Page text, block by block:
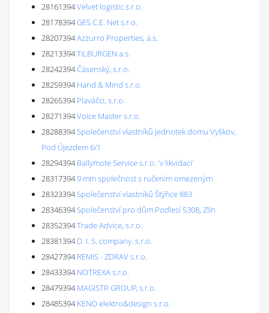
28161394Velvet logistic s.r.o.
28178394GES C.E. Net s.r.o.
28207394Azzurro Properties, a.s.
28213394TILBURGEN a.s.
28242394Čásenský, s.r.o.
28259394 Hand & Mind s.r.o.
28265394 Plaváčci, s.r.o.
28271394Voice Master s.r.o.
28288394Společenství vlastníků jednotek domu Vyškov,
Pod Újezdem 6/1
28294394 Ballymote Service s.r.o. 'v likvidaci'
283173949 mm společnost s ručením omezeným
28323394Společenství vlastníků Štýřice 883
28346394Společenství pro dům Podlesí 5308, Zlín
28352394Trade Advice, s.r.o.
28381394 D. I. S. company. s.r.o.
28427394 REMIS - ZDRAV s.r.o.
28433394 NOTREXA s.r.o.
28479394 MAGISTR GROUP, s.r.o.
28485394 KENO elektro&design s.r.o.